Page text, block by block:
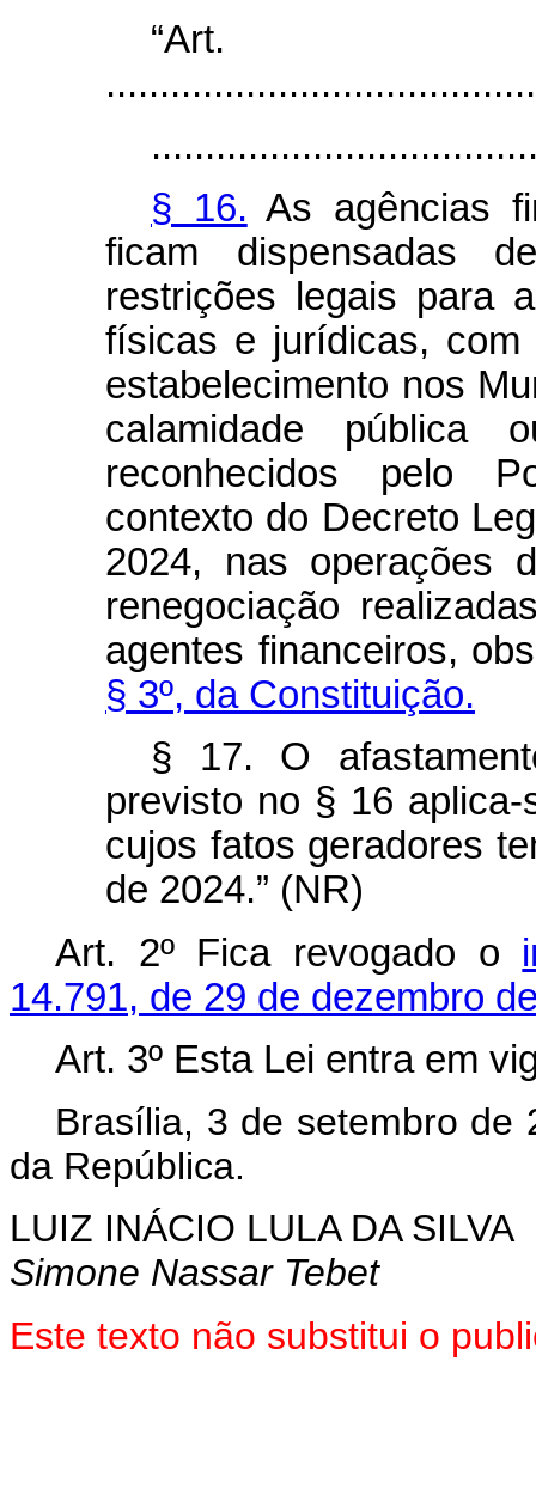
§ 16. As agências
ficam dispensadas
restrições legais para
físicas e jurídicas, com
estabelecimento nos
calamidade pública
reconhecidos pelo
contexto do Decreto
2024, nas operações
renegociação
agentes financeiros,
§ 3º, da Constituição.
§ 17. O
previsto no § 16
cujos fatos geradores
de 2024.” (NR)
Art. 2º Fica revogado o
14.791, de 29 de dezembro
Art. 3º Esta Lei entra em
Brasília, 3 de setembro de
da República.
LUIZ INÁCIO LULA DA SILVA
Simone Nassar Tebet
Este texto não substitui o